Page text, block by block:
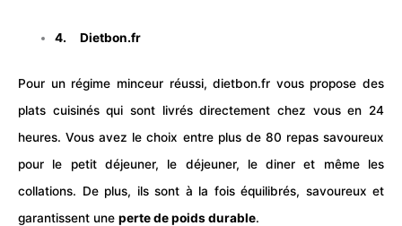
4.Dietbon.fr
Pour un régime minceur réussi, dietbon.fr vous propose des
plats cuisinés qui sont livrés directement chez vous en 24
heures. Vous avez le choix entre plus de 80 repas savoureux
pour le petit déjeuner, le déjeuner, le diner et même les
collations. De plus, ils sont à la fois équilibrés, savoureux et
garantissent une perte de poids durable.